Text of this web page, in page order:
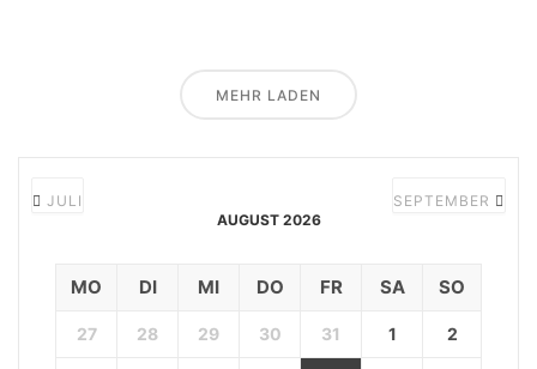
MEHR LADEN
JULI
AUGUST 2026
SEPTEMBER
MO DI MI DO FR SA SO
27 28 29 30 31 1 2